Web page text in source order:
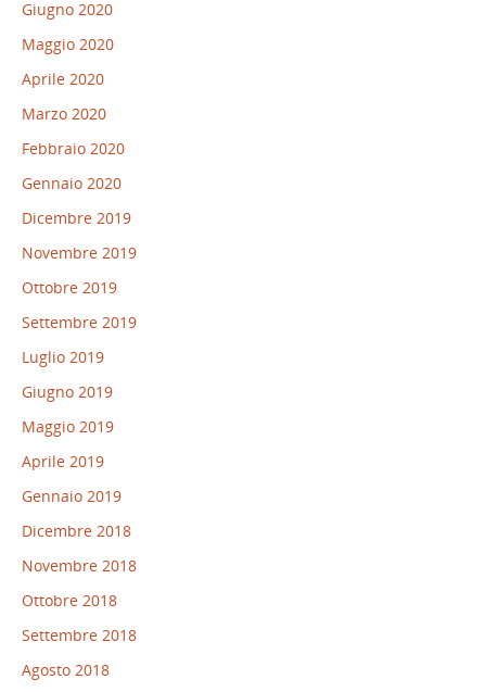
Giugno 2020
Maggio 2020
Aprile 2020
Marzo 2020
Febbraio 2020
Gennaio 2020
Dicembre 2019
Novembre 2019
Ottobre 2019
Settembre 2019
Luglio 2019
Giugno 2019
Maggio 2019
Aprile 2019
Gennaio 2019
Dicembre 2018
Novembre 2018
Ottobre 2018
Settembre 2018
Agosto 2018